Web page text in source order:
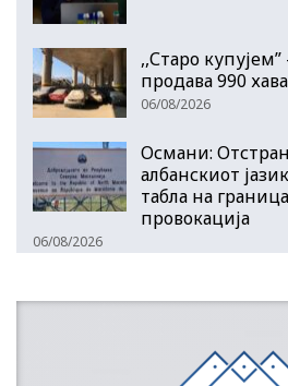
,,Старо
продава 990
06/08/2026
Османи:
албанскиот
табла на
провокација
06/08/2026